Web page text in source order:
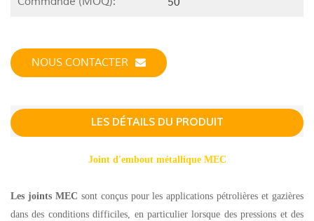
NOUS CONTACTER
LES DÉTAILS DU PRODUIT
Joint d'embout métallique MEC
Les joints MEC sont conçus pour les applications pétrolières et gazières
dans des conditions difficiles, en particulier lorsque des pressions et des